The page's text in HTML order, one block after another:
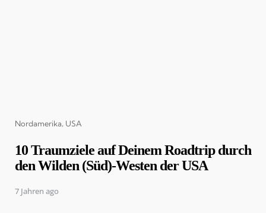
Categories
Nordamerika USA
10 Traumziele auf Deinem Roadtrip durch
den Wilden (Süd)-Westen der USA
7 Jahren ago